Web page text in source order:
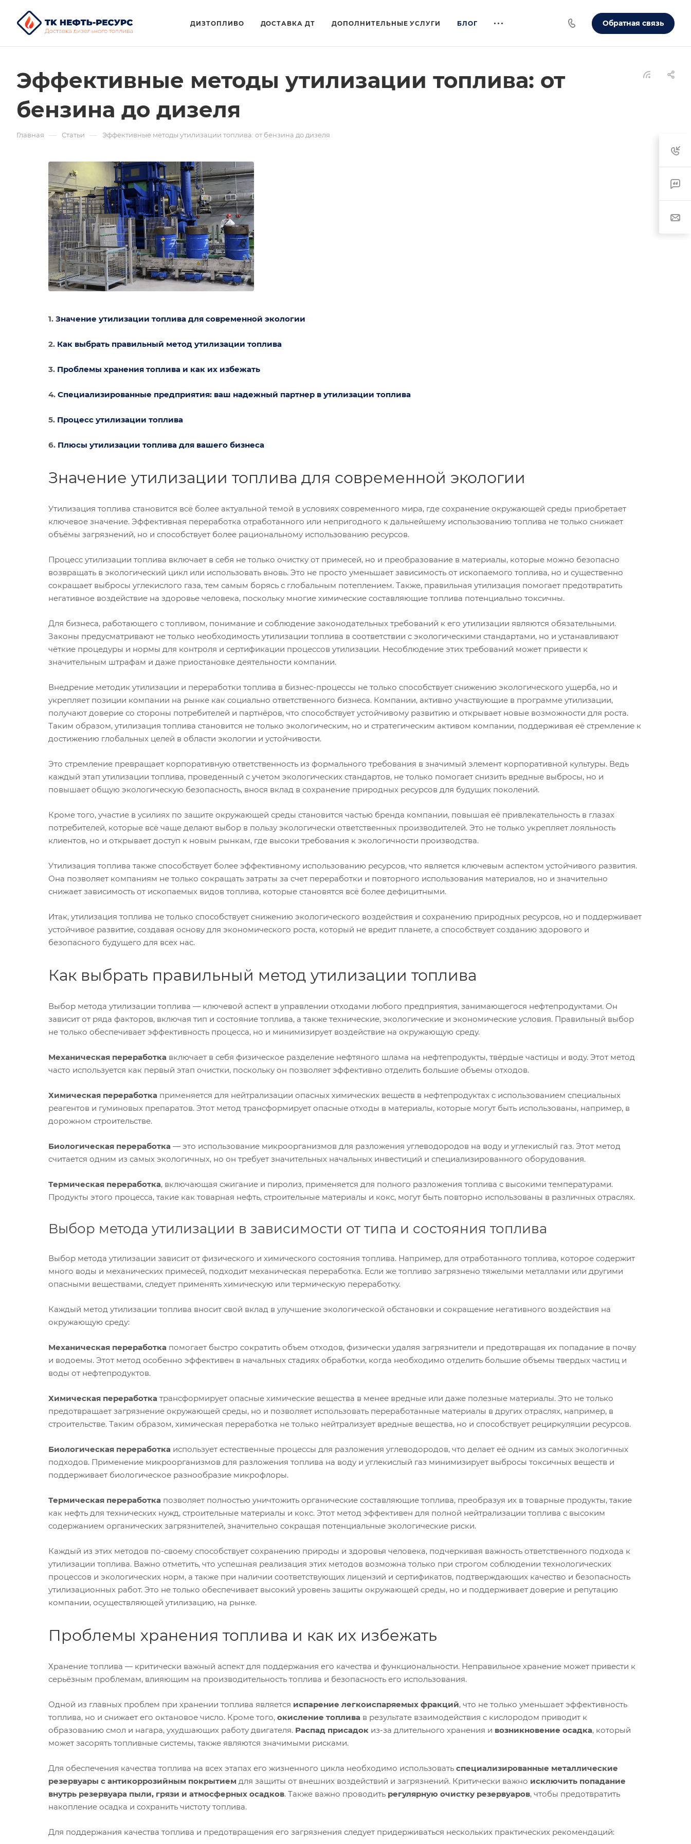
ДИЗТОПЛИВО ДОСТАВКА ДТ ДОПОЛНИТЕЛЬНЫЕ УСЛУГИ БЛОГ Обратная связь
Эффективные методы утилизации топлива: от
бензина до дизеля
Главная — Статьи — Эффективные методы утилизации топлива: от бензина до дизеля
1. Значение утилизации топлива для современной экологии
2. Как выбрать правильный метод утилизации топлива
3. Проблемы хранения топлива и как их избежать
4. Специализированные предприятия: ваш надежный партнер в утилизации топлива
5. Процесс утилизации топлива
6. Плюсы утилизации топлива для вашего бизнеса
Значение утилизации топлива для современной экологии
Утилизация топлива становится всё более актуальной темой в условиях современного мира, где сохранение окружающей среды приобретает
ключевое значение. Эффективная переработка отработанного или непригодного к дальнейшему использованию топлива не только снижает
объёмы загрязнений, но и способствует более рациональному использованию ресурсов.
Процесс утилизации топлива включает в себя не только очистку от примесей, но и преобразование в материалы, которые можно безопасно
возвращать в экологический цикл или использовать вновь. Это не просто уменьшает зависимость от ископаемого топлива, но и существенно
сокращает выбросы углекислого газа, тем самым борясь с глобальным потеплением. Также, правильная утилизация помогает предотвратить
негативное воздействие на здоровье человека, поскольку многие химические составляющие топлива потенциально токсичны.
Для бизнеса, работающего с топливом, понимание и соблюдение законодательных требований к его утилизации являются обязательными.
Законы предусматривают не только необходимость утилизации топлива в соответствии с экологическими стандартами, но и устанавливают
чёткие процедуры и нормы для контроля и сертификации процессов утилизации. Несоблюдение этих требований может привести к
значительным штрафам и даже приостановке деятельности компании.
Внедрение методик утилизации и переработки топлива в бизнес-процессы не только способствует снижению экологического ущерба, но и
укрепляет позиции компании на рынке как социально ответственного бизнеса. Компании, активно участвующие в программе утилизации,
получают доверие со стороны потребителей и партнёров, что способствует устойчивому развитию и открывает новые возможности для роста.
Таким образом, утилизация топлива становится не только экологическим, но и стратегическим активом компании, поддерживая её стремление к
достижению глобальных целей в области экологии и устойчивости.
Это стремление превращает корпоративную ответственность из формального требования в значимый элемент корпоративной культуры. Ведь
каждый этап утилизации топлива, проведенный с учетом экологических стандартов, не только помогает снизить вредные выбросы, но и
повышает общую экологическую безопасность, внося вклад в сохранение природных ресурсов для будущих поколений.
Кроме того, участие в усилиях по защите окружающей среды становится частью бренда компании, повышая её привлекательность в глазах
потребителей, которые всё чаще делают выбор в пользу экологически ответственных производителей. Это не только укрепляет лояльность
клиентов, но и открывает доступ к новым рынкам, где высоки требования к экологичности производства.
Утилизация топлива также способствует более эффективному использованию ресурсов, что является ключевым аспектом устойчивого развития.
Она позволяет компаниям не только сокращать затраты за счет переработки и повторного использования материалов, но и значительно
снижает зависимость от ископаемых видов топлива, которые становятся всё более дефицитными.
Итак, утилизация топлива не только способствует снижению экологического воздействия и сохранению природных ресурсов, но и поддерживает
устойчивое развитие, создавая основу для экономического роста, который не вредит планете, а способствует созданию здорового и
безопасного будущего для всех нас.
Как выбрать правильный метод утилизации топлива
Выбор метода утилизации топлива — ключевой аспект в управлении отходами любого предприятия, занимающегося нефтепродуктами. Он
зависит от ряда факторов, включая тип и состояние топлива, а также технические, экологические и экономические условия. Правильный выбор
не только обеспечивает эффективность процесса, но и минимизирует воздействие на окружающую среду.
Механическая переработка включает в себя физическое разделение нефтяного шлама на нефтепродукты, твёрдые частицы и воду. Этот метод
часто используется как первый этап очистки, поскольку он позволяет эффективно отделить большие объемы отходов.
Химическая переработка применяется для нейтрализации опасных химических веществ в нефтепродуктах с использованием специальных
реагентов и гуминовых препаратов. Этот метод трансформирует опасные отходы в материалы, которые могут быть использованы, например, в
дорожном строительстве.
Биологическая переработка — это использование микроорганизмов для разложения углеводородов на воду и углекислый газ. Этот метод
считается одним из самых экологичных, но он требует значительных начальных инвестиций и специализированного оборудования.
Термическая переработка, включающая сжигание и пиролиз, применяется для полного разложения топлива с высокими температурами.
Продукты этого процесса, такие как товарная нефть, строительные материалы и кокс, могут быть повторно использованы в различных отраслях.
Выбор метода утилизации в зависимости от типа и состояния топлива
Выбор метода утилизации зависит от физического и химического состояния топлива. Например, для отработанного топлива, которое содержит
много воды и механических примесей, подходит механическая переработка. Если же топливо загрязнено тяжелыми металлами или другими
опасными веществами, следует применять химическую или термическую переработку.
Каждый метод утилизации топлива вносит свой вклад в улучшение экологической обстановки и сокращение негативного воздействия на
окружающую среду:
Механическая переработка помогает быстро сократить объем отходов, физически удаляя загрязнители и предотвращая их попадание в почву
и водоемы. Этот метод особенно эффективен в начальных стадиях обработки, когда необходимо отделить большие объемы твердых частиц и
воды от нефтепродуктов.
Химическая переработка трансформирует опасные химические вещества в менее вредные или даже полезные материалы. Это не только
предотвращает загрязнение окружающей среды, но и позволяет использовать переработанные материалы в других отраслях, например, в
строительстве. Таким образом, химическая переработка не только нейтрализует вредные вещества, но и способствует рециркуляции ресурсов.
Биологическая переработка использует естественные процессы для разложения углеводородов, что делает её одним из самых экологичных
подходов. Применение микроорганизмов для разложения топлива на воду и углекислый газ минимизирует выбросы токсичных веществ и
поддерживает биологическое разнообразие микрофлоры.
Термическая переработка позволяет полностью уничтожить органические составляющие топлива, преобразуя их в товарные продукты, такие
как нефть для технических нужд, строительные материалы и кокс. Этот метод эффективен для полной нейтрализации топлива с высоким
содержанием органических загрязнителей, значительно сокращая потенциальные экологические риски.
Каждый из этих методов по-своему способствует сохранению природы и здоровья человека, подчеркивая важность ответственного подхода к
утилизации топлива. Важно отметить, что успешная реализация этих методов возможна только при строгом соблюдении технологических
процессов и экологических норм, а также при наличии соответствующих лицензий и сертификатов, подтверждающих качество и безопасность
утилизационных работ. Это не только обеспечивает высокий уровень защиты окружающей среды, но и поддерживает доверие и репутацию
компании, осуществляющей утилизацию, на рынке.
Проблемы хранения топлива и как их избежать
Хранение топлива — критически важный аспект для поддержания его качества и функциональности. Неправильное хранение может привести к
серьёзным проблемам, влияющим на производительность топлива и безопасность его использования.
Одной из главных проблем при хранении топлива является испарение легкоиспаряемых фракций, что не только уменьшает эффективность
топлива, но и снижает его октановое число. Кроме того, окисление топлива в результате взаимодействия с кислородом приводит к
образованию смол и нагара, ухудшающих работу двигателя. Распад присадок из-за длительного хранения и возникновение осадка, который
может засорять топливные системы, также являются значимыми рисками.
Для обеспечения качества топлива на всех этапах его жизненного цикла необходимо использовать специализированные металлические
резервуары с антикоррозийным покрытием для защиты от внешних воздействий и загрязнений. Критически важно исключить попадание
внутрь резервуара пыли, грязи и атмосферных осадков. Также важно проводить регулярную очистку резервуаров, чтобы предотвратить
накопление осадка и сохранить чистоту топлива.
Для поддержания качества топлива и предотвращения его загрязнения следует придерживаться нескольких практических рекомендаций: